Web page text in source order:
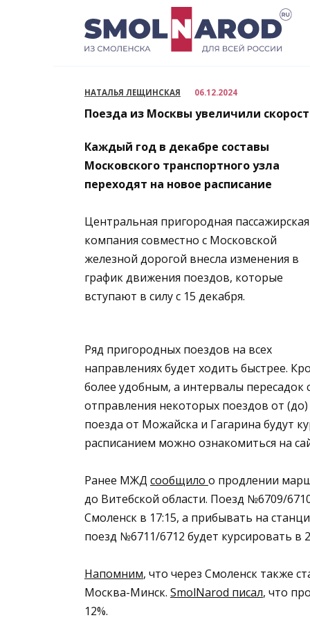
НАТАЛЬЯ ЛЕЩИНСКАЯ 06.12.2024
Поезда из Москвы увеличили
Каждый год в декабре составы
Московского транспортного узла
переходят на новое расписание
Центральная пригородная пассажирская
компания совместно с Московской
железной дорогой внесла изменения в
график движения поездов, которые
вступают в силу с 15 декабря.
Ряд пригородных поездов на всех
направлениях будет ходить быстрее.
более удобным, а интервалы пересадок
отправления некоторых поездов от
поезда от Можайска и Гагарина будут
расписанием можно ознакомиться на
Ранее МЖД сообщило о продлении
до Витебской области. Поезд №6709/
Смоленск в 17:15, а прибывать на
поезд №6711/6712 будет курсировать в
Напомним, что через Смоленск также
Москва-Минск. SmolNarod писал, что
12%.